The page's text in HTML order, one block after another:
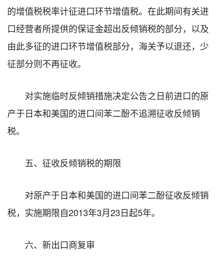
的增值税税率计征进口环节增值税。在此期间有关进
口经营者所提供的保证金超出反倾销税的部分，以及
由此多征的进口环节增值税部分，海关予以退还，少
征部分则不再征收。
对实施临时反倾销措施决定公告之日前进口的原
产于日本和美国的进口间苯二酚不追溯征收反倾销
税。
五、征收反倾销税的期限
对原产于日本和美国的进口间苯二酚征收反倾销
税，实施期限自2013年3月23日起5年。
六、新出口商复审